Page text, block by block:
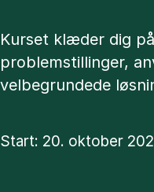
Kurset klæder dig
problemstillinger,
velbegrundede
Start: 20. oktober